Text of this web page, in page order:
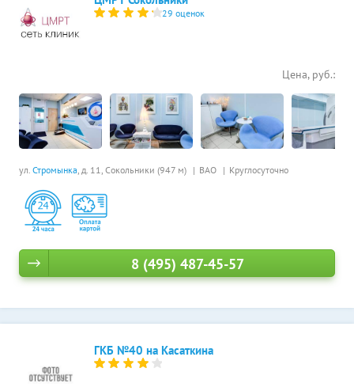
29 оценок
ул. Стромынка, д. 11, Сокольники (947 м) ВАО Круглосуточно
Цена, руб.:
8 (495) 487-45-57
ГКБ №40 на Касаткина